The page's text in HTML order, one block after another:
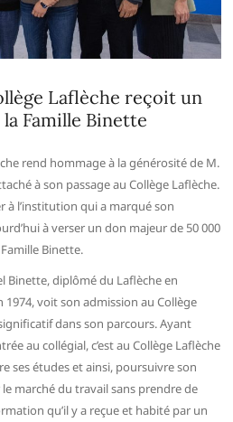
Laflèche reçoit un
Famille Binette
rend hommage à la générosité de M.
à son passage au Collège Laflèche.
à l’institution qui a marqué son
à verser un don majeur de 50 000
Binette.
Binette, diplômé du Laflèche en
1974, voit son admission au Collège
dans son parcours. Ayant
au collégial, c’est au Collège Laflèche
ses études et ainsi, poursuivre son
marché du travail sans prendre de
qu’il y a reçue et habité par un